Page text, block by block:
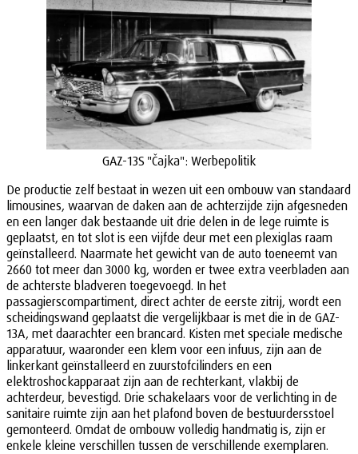
GAZ-13S "Čajka": Werbepolitik
De productie zelf bestaat in wezen uit een ombouw van standaard
limousines, waarvan de daken aan de achterzijde zijn afgesneden
en een langer dak bestaande uit drie delen in de lege ruimte is
geplaatst, en tot slot is een vijfde deur met een plexiglas raam
geïnstalleerd. Naarmate het gewicht van de auto toeneemt van
2660 tot meer dan 3000 kg, worden er twee extra veerbladen aan
de achterste bladveren toegevoegd. In het
passagierscompartiment, direct achter de eerste zitrij, wordt een
scheidingswand geplaatst die vergelijkbaar is met die in de GAZ-
13A, met daarachter een brancard. Kisten met speciale medische
apparatuur, waaronder een klem voor een infuus, zijn aan de
linkerkant geïnstalleerd en zuurstofcilinders en een
elektroshockapparaat zijn aan de rechterkant, vlakbij de
achterdeur, bevestigd. Drie schakelaars voor de verlichting in de
sanitaire ruimte zijn aan het plafond boven de bestuurdersstoel
gemonteerd. Omdat de ombouw volledig handmatig is, zijn er
enkele kleine verschillen tussen de verschillende exemplaren.